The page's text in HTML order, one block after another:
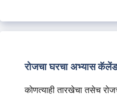
रोजचा घरचा अभ्यास
कोणत्याही तारखेचा तसेच